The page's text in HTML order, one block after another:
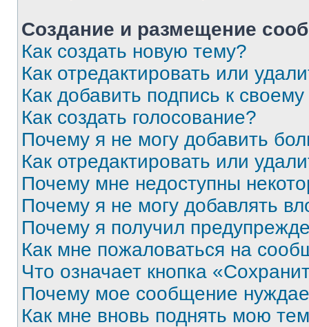
Создание и размещение
Как создать новую тему?
Как отредактировать или
Как добавить подпись к
Как создать голосование?
Почему я не могу добавить
Как отредактировать или
Почему мне недоступны
Почему я не могу добавлять
Почему я получил
Как мне пожаловаться на
Что означает кнопка
Почему мое сообщение
Как мне вновь поднять мою